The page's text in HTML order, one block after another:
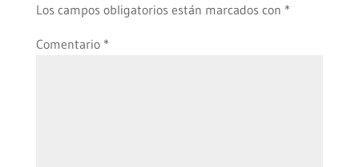
Los campos obligatorios están marcados con *
Comentario *